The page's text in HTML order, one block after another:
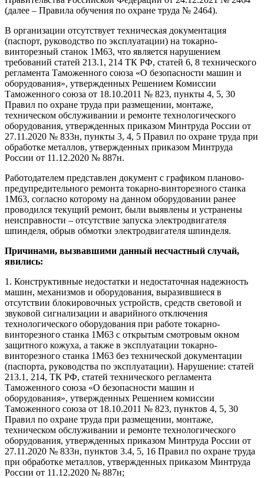
(далее – Правила обучения по охране труда № 2464).
В организации отсутствует техническая документация
(паспорт, руководство по эксплуатации) на токарно-
винторезный станок 1М63, что является нарушением
требований статей 213.1, 214 ТК РФ, статей 6, 8 технического
регламента Таможенного союза «О безопасности машин и
оборудования», утвержденных Решением Комиссии
Таможенного союза от 18.10.2011 № 823, пункты 4, 5, 30
Правил по охране труда при размещении, монтаже,
техническом обслуживании и ремонте технологического
оборудования, утвержденных приказом Минтруда России от
27.11.2020 № 833н, пункты 3, 4, 5 Правил по охране труда при
обработке металлов, утвержденных приказом Минтруда
России от 11.12.2020 № 887н.
Работодателем представлен документ с графиком планово-
предупредительного ремонта токарно-винторезного станка
1М63, согласно которому на данном оборудовании ранее
проводился текущий ремонт, были выявлены и устранены
неисправности – отсутствие запуска электродвигателя
шпинделя, обрыв обмотки электродвигателя шпинделя.
Причинами, вызвавшими данный несчастный случай,
явились:
1. Конструктивные недостатки и недостаточная надежность
машин, механизмов и оборудования, выразившиеся в
отсутствии блокировочных устройств, средств световой и
звуковой сигнализации и аварийного отключения
технологического оборудования при работе токарно-
винторезного станка 1М63 с открытым смотровым окном
защитного кожуха, а также в эксплуатации токарно-
винторезного станка 1М63 без технической документации
(паспорта, руководства по эксплуатации). Нарушение: статей
213.1, 214, ТК РФ, статей технического регламента
Таможенного союза «О безопасности машин и
оборудования», утвержденных Решением комиссии
Таможенного союза от 18.10.2011 № 823, пунктов 4, 5, 30
Правил по охране труда при размещении, монтаже,
техническом обслуживании и ремонте технологического
оборудования, утвержденных приказом Минтруда России от
27.11.2020 № 833н, пунктов 3.4, 5, 16 Правил по охране труда
при обработке металлов, утвержденных приказом Минтруда
России от 11.12.2020 № 887н;